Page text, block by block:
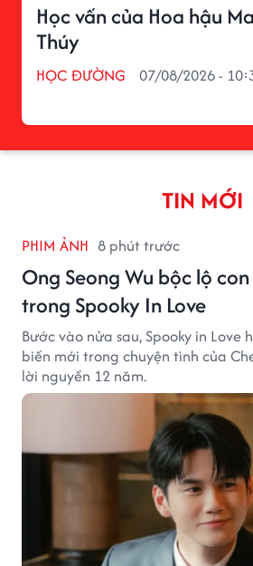
Học vấn của Hoa hậu
Thúy
HỌC ĐƯỜNG 07/08/2026 -
TIN MỚI
PHIM ẢNH 8 phút trước
Ong Seong Wu bộc lộ
trong Spooky In Love
Bước vào nửa sau, Spooky in Love
biến mới trong chuyện tình của
lời nguyền 12 năm.